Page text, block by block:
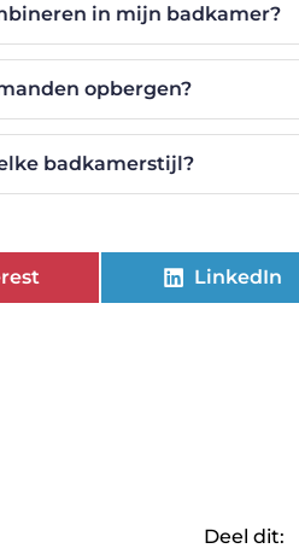
in mijn badkamer?
opbergen?
badkamerstijl?
LinkedIn
Deel dit: